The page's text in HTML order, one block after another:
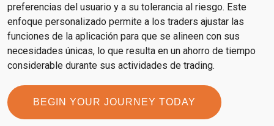
preferencias del usuario y a su tolerancia al riesgo. Este
enfoque personalizado permite a los traders ajustar las
funciones de la aplicación para que se alineen con sus
necesidades únicas, lo que resulta en un ahorro de tiempo
considerable durante sus actividades de trading.
BEGIN YOUR JOURNEY TODAY